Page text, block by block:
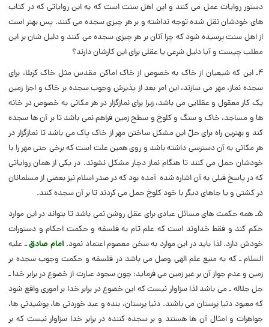
دستور روایات عمل می کنند و این اهل سنت است که به این روایاتی که در کتاب
های خودشان نقل شده توجه نداشته و بر هر چیزی سجده می کنند. پس بهتر است
از اهل سنت پرسیده شود که چرا آنان بر هر چیزی سجده می کنند و دلیل شان بر این
مطلب چیست و آیا دلیل شرعی یا عقلی برای این کارشان دارند؟
4ـ این که شیعیان از خاک به خصوص از خاک اماکن مقدس مثل خاک کربلا، برای
سجده نماز، مهر می سازند، این امر بعد از پذیرش وجوب سجده بر خاک و اجزا زمین
یک کار معقول و عقلایی می باشد، زیرا برای نمازگزار در هر مکانی به خصوص در خانه
ها و مساجد، خاک و سنگ و کلوخ و سطح زمین فراهم نمی باشد تا بر آن ها سجده
کند و بهترین راه برای حلّ این مشکل ساختن مهر از خاک پاک می باشد تا نمازگزار در
هر مکانی به آن دسترسی داشته باشد و روی همین علت است که برخی حتی مهر را با
خودشان حمل می کنند تا هنگام نماز دچار مشکل نشوند. در یکی از همان روایاتی
که در پاسخ قبلی به آن اشاره شده آمده بود که در صدر اسلام نیز بعضی از مسلمانان
در کشتی و یا جاهای دیگر با خود کلوخ حمل می کردند تا بر آن سجده کنند.
5ـ همه حکمت های مسائل عبادی برای عقل روشن نمی باشد تا بتواند در این موارد
حکم کند و فقط خداوند است که علم تام به فلسفه و حکمت احکام و دستورات
خودش دارد. لذا باید در این موارد به سخن معصوم اعتماد نمود. امام صادقـ علیه
السلام ـ که به منبع علم الهی وصل می باشد در فلسفه و حکمت وجوب سجده بر
زمین و عدم جواز آن بر غیر زمین می فرماید: چون سجود عبارت از خضوع در برابر خدا ـ
جل جلاله ـ می باشد لذا سزاوار نیست که این خضوع در برابر خدا بر اموری واقع شود
که معبود دنیا پرستان می باشند. دنیا پرستان، بنده و عبد خوردنی ها، پوشیدنی ها،
جواهرات و امثال آن ها هستند و بر سجده کننده در برابر خدا سزاوار نیست که بر